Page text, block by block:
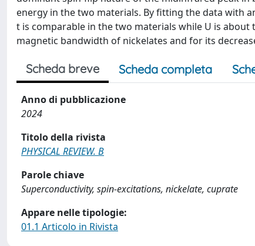
energy in the two materials. By fitting the data with
t is comparable in the two materials while U is
magnetic bandwidth of nickelates and for its
Scheda breve Scheda completa
Anno di pubblicazione
2024
Titolo della rivista
PHYSICAL REVIEW. B
Parole chiave
Superconductivity, spin-excitations, nickelate, cuprate
Appare nelle tipologie:
01.1 Articolo in Rivista